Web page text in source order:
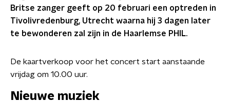
Britse zanger geeft op 20 februari een optreden in
Tivolivredenburg, Utrecht waarna hij 3 dagen later
te bewonderen zal zijn in de Haarlemse PHIL.
De kaartverkoop voor het concert start aanstaande
vrijdag om 10.00 uur.
Nieuwe muziek